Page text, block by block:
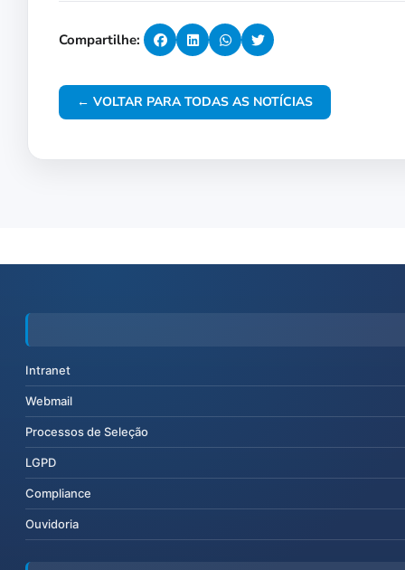
Compartilhe:
← VOLTAR PARA TODAS AS NOTÍCIAS
Intranet
Webmail
Processos de Seleção
LGPD
Compliance
Ouvidoria